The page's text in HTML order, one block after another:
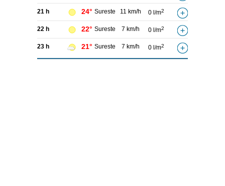
21 h 24° Sureste 11 km/h 0 l/m2
22 h 22° Sureste 7 km/h 0 l/m2
23 h 21° Sureste 7 km/h 0 l/m2